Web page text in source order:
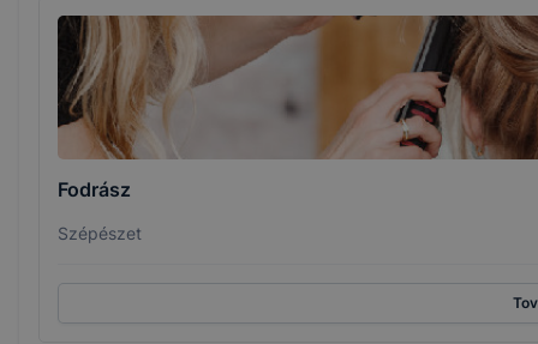
Fodrász
Szépészet